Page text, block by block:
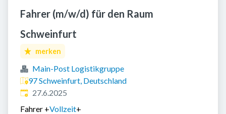
Fahrer (m/w/d) für den Raum
Schweinfurt
merken
Main-Post Logistikgruppe
97 Schweinfurt, Deutschland
Veröffentlicht
27.6.2025
Fahrer +Vollzeit+